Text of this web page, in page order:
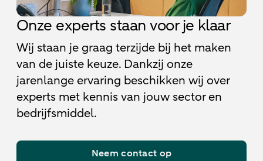
Onze experts staan voor je klaar
Wij staan je graag terzijde bij het maken
van de juiste keuze. Dankzij onze
jarenlange ervaring beschikken wij over
experts met kennis van jouw sector en
bedrijfsmiddel.
Neem contact op